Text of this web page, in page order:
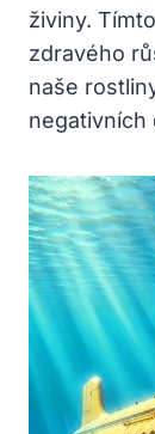
živiny.
zdravého
naše
negativních